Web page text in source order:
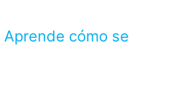
Aprende cómo se